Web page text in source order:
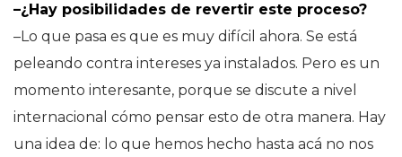
–¿Hay posibilidades de revertir este proceso?
–Lo que pasa es que es muy difícil ahora. Se está
peleando contra intereses ya instalados. Pero es un
momento interesante, porque se discute a nivel
internacional cómo pensar esto de otra manera. Hay
una idea de: lo que hemos hecho hasta acá no nos